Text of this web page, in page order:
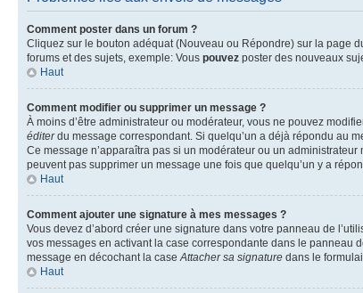
Comment poster dans un forum ?
Cliquez sur le bouton adéquat (Nouveau ou Répondre) sur la page
forums et des sujets, exemple: Vous pouvez poster des nouveaux
Haut
Comment modifier ou supprimer un message ?
À moins d’être administrateur ou modérateur, vous ne pouvez
éditerdu message correspondant. Si quelqu’un a déjà répondu au
Ce message n’apparaîtra pas si un modérateur ou un
peuvent pas supprimer un message une fois que quelqu’un y a
Haut
Comment ajouter une signature à mes messages ?
Vous devez d’abord créer une signature dans votre panneau de
vos messages en activant la case correspondante dans le panneau
message en décochant la caseAttacher sa signature dans le
Haut